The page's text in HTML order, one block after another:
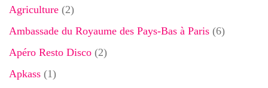
Agriculture (2)
Ambassade du Royaume des Pays-Bas à Paris (6)
Apéro Resto Disco (2)
Apkass (1)